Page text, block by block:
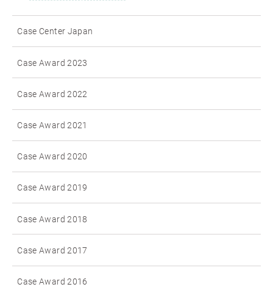
Case Center Japan
Case Award 2023
Case Award 2022
Case Award 2021
Case Award 2020
Case Award 2019
Case Award 2018
Case Award 2017
Case Award 2016